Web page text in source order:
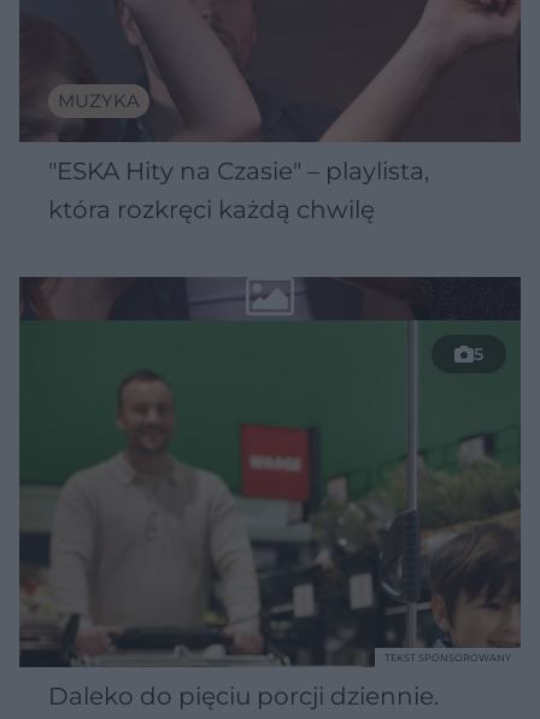
MUZYKA
"ESKA Hity na Czasie" – playlista,
która rozkręci każdą chwilę
5
Daleko do pięciu porcji dziennie.
TEKST SPONSOROWANY